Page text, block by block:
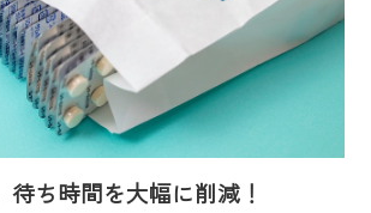
待ち時間を大幅に削減！